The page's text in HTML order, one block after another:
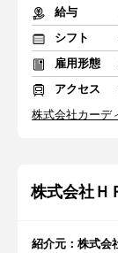
給与
シフト
雇用形態
アクセス
株式会社カーデ
株式会社
紹介元：株式会